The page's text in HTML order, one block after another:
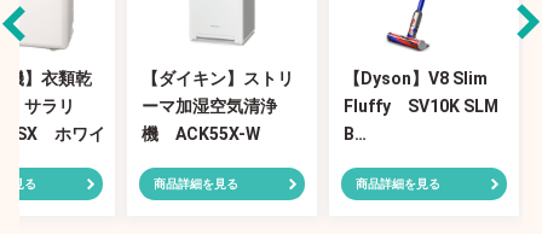
機】衣類乾
サラリ
ホワイ
見る
【ダイキン】ストリ
ーマ加湿空気清浄
機 ACK55X-W
商品詳細を見る
【Dyson】V8 Slim
Fluffy SV10K SLM
B…
商品詳細を見る